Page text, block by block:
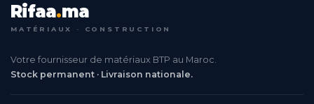
Rifaa.ma
MATÉRIAUX · CONSTRUCTION
Votre fournisseur de matériaux BTP au Maroc.
Stock permanent · Livraison nationale.